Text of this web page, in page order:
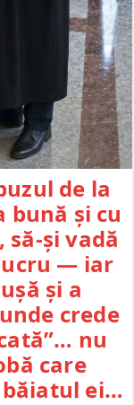
de la
bună și cu
și vadă
— iar
și a
crede
nu
care
ei…